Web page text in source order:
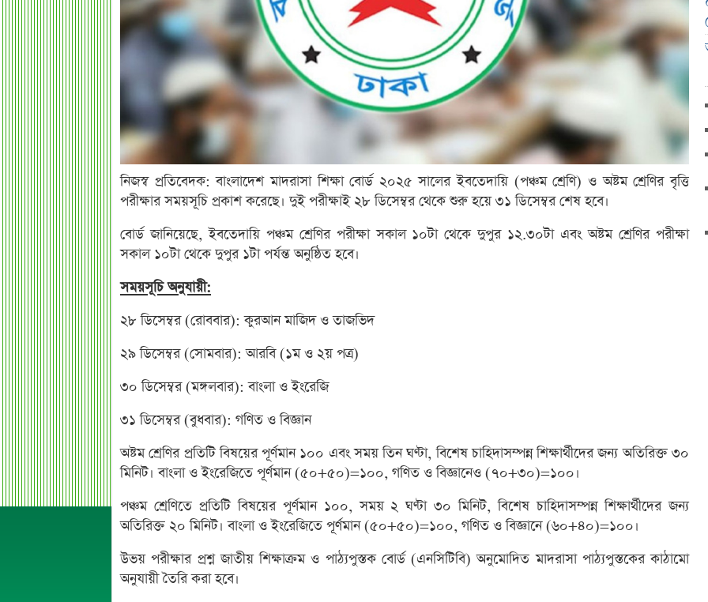
নিজস্ব প্রতিবেদক: বাংলাদেশ মাদরাসা শিক্ষা বোর্ড ২০২৫ সালের ইবতেদায়ি (পঞ্চম শ্রেণি) ও অষ্টম শ্রেণির বৃত্তি
পরীক্ষার সময়সূচি প্রকাশ করেছে। দুই পরীক্ষাই ২৮ ডিসেম্বর থেকে শুরু হয়ে ৩১ ডিসেম্বর শেষ হবে।
বোর্ড জানিয়েছে, ইবতেদায়ি পঞ্চম শ্রেণির পরীক্ষা সকাল ১০টা থেকে দুপুর ১২.৩০টা এবং অষ্টম শ্রেণির পরীক্ষা
সকাল ১০টা থেকে দুপুর ১টা পর্যন্ত অনুষ্ঠিত হবে।
সময়সূচি অনুযায়ী:
২৮ ডিসেম্বর (রোববার): কুরআন মাজিদ ও তাজভিদ
২৯ ডিসেম্বর (সোমবার): আরবি (১ম ও ২য় পত্র)
৩০ ডিসেম্বর (মঙ্গলবার): বাংলা ও ইংরেজি
৩১ ডিসেম্বর (বুধবার): গণিত ও বিজ্ঞান
অষ্টম শ্রেণির প্রতিটি বিষয়ের পূর্ণমান ১০০ এবং সময় তিন ঘণ্টা, বিশেষ চাহিদাসম্পন্ন শিক্ষার্থীদের জন্য অতিরিক্ত ৩০
মিনিট। বাংলা ও ইংরেজিতে পূর্ণমান (৫০+৫০)=১০০, গণিত ও বিজ্ঞানেও (৭০+৩০)=১০০।
পঞ্চম শ্রেণিতে প্রতিটি বিষয়ের পূর্ণমান ১০০, সময় ২ ঘণ্টা ৩০ মিনিট, বিশেষ চাহিদাসম্পন্ন শিক্ষার্থীদের জন্য
অতিরিক্ত ২০ মিনিট। বাংলা ও ইংরেজিতে পূর্ণমান (৫০+৫০)=১০০, গণিত ও বিজ্ঞানে (৬০+৪০)=১০০।
উভয় পরীক্ষার প্রশ্ন জাতীয় শিক্ষাক্রম ও পাঠ্যপুস্তক বোর্ড (এনসিটিবি) অনুমোদিত মাদরাসা পাঠ্যপুস্তকের কাঠামো
অনুযায়ী তৈরি করা হবে।